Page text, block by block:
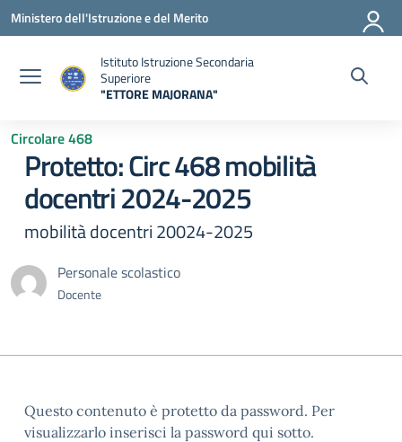
Vai ai contenuti
Vai al menu di navigazione
Vai al footer
Ministero dell'Istruzione e del Merito
Istituto Istruzione Secondaria
Superiore
"ETTORE MAJORANA"
Circolare 468
Protetto: Circ 468 mobilità
docentri 2024-2025
mobilità docentri 20024-2025
Personale scolastico
Docente
Questo contenuto è protetto da password. Per
visualizzarlo inserisci la password qui sotto.